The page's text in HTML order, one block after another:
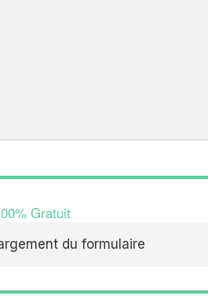
Gratuit
du formulaire